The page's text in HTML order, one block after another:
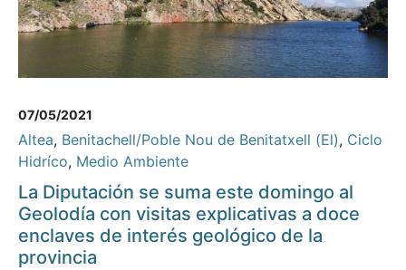
07/05/2021
Altea, Benitachell/Poble Nou de Benitatxell (El), Ciclo
Hidríco, Medio Ambiente
La Diputación se suma este domingo al
Geolodía con visitas explicativas a doce
enclaves de interés geológico de la
provincia